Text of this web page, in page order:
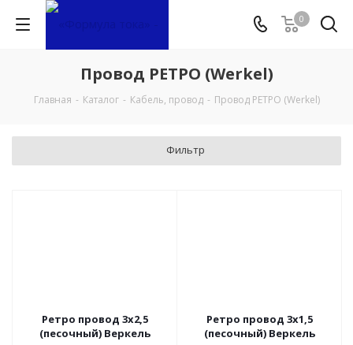
0
Провод РЕТРО (Werkel)
Главная - Каталог - Кабель, провод - Провод РЕТРО (Werkel)
Фильтр
Ретро провод 3х2,5
(песочный) Веркель
Ретро провод 3х1,5
(песочный) Веркель